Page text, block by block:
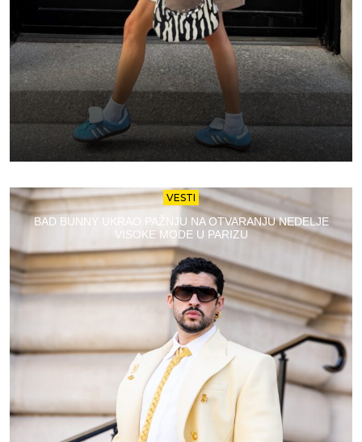
VESTI
BAD BUNNY UKRAO PAŽNJU NA OTVARANJU NEDELJE
VISOKE MODE U PARIZU